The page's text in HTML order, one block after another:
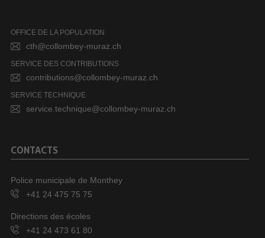
OFFICE DE LA POPULATION
cth@collombey-muraz.ch
SERVICE DES CONTRIBUTIONS
contributions@collombey-muraz.ch
SERVICE TECHNIQUE
service.technique@collombey-muraz.ch
CONTACTS
Police municipale de Monthey
+41 24 475 75 75
Directions des écoles
+41 24 473 61 80